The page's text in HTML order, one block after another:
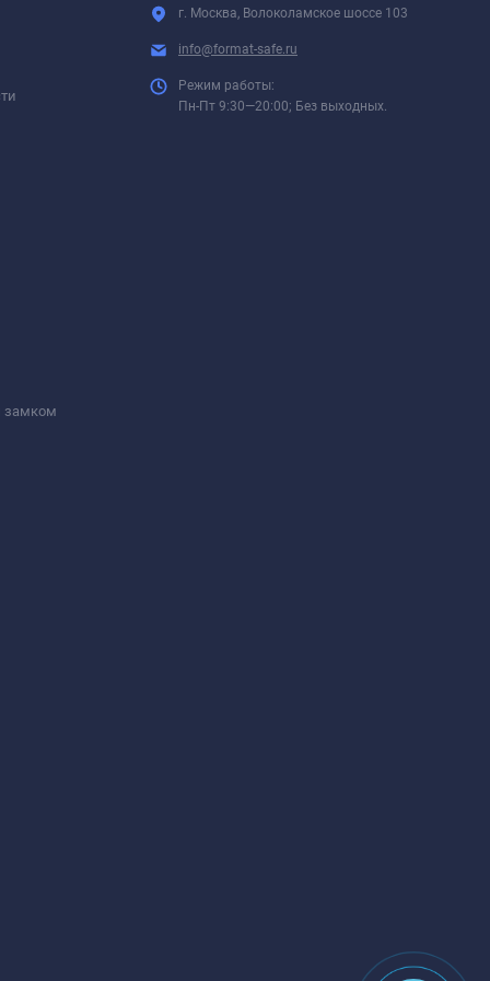
замком
г. Москва, Волоколамское шоссе 103
info@format-safe.ru
Режим работы:
Пн-Пт 9:30—20:00; Без выходных.